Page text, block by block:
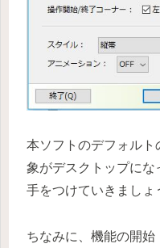
本ソフトのデフォル
象がデスクトップにな
手をつけていきましょ
ちなみに、機能の開